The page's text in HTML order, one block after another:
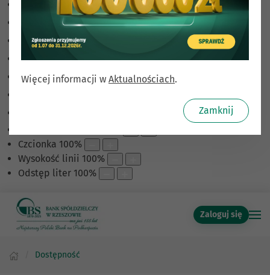
Jasny kontrast
Niskie nasycenie
Wysokie nasycenie
Zaznacz linki
Zaznacz nagłówki
Czcionka 100%
Wysokość linii 100%
Odstęp liter 100%
Zaloguj się
Dostępność
Więcej informacji w Aktualnościach.
Zamknij